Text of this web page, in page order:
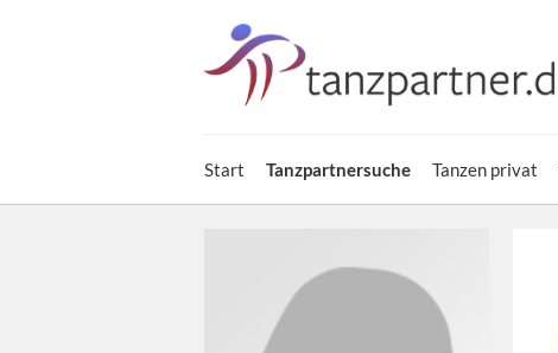
Start Tanzpartnersuche Tanzen privat